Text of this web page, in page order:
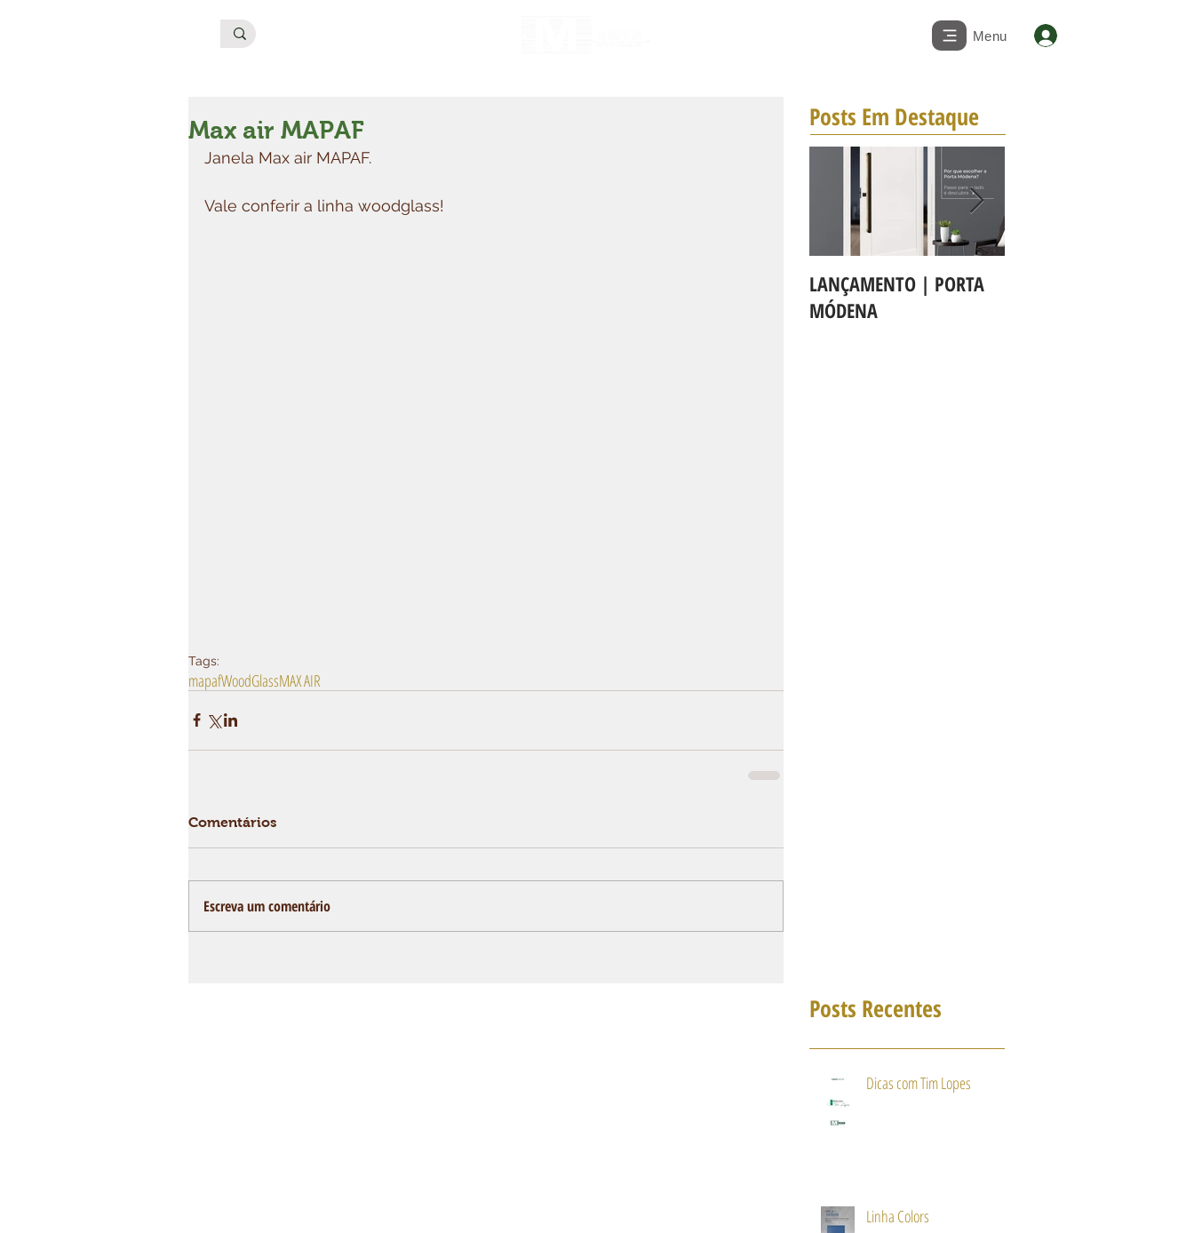
Menu
Max air MAPAF
Janela Max air MAPAF.
Vale conferir a linha woodglass!
Tags:
mapafWoodGlassMAX AIR
Comentários
Escreva um comentário
Posts Em Destaque
LANÇAMENTO | PORTA
MÓDENA
Posts Recentes
Dicas com Tim Lopes
Linha Colors